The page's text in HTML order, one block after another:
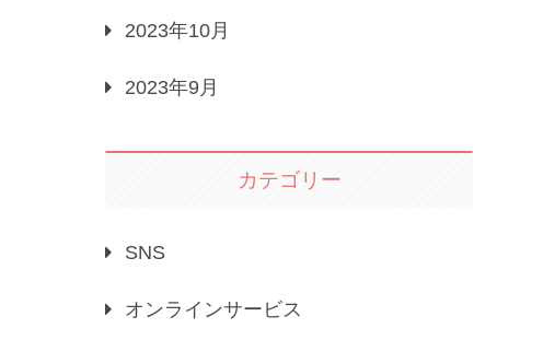
2023年10月
2023年9月
カテゴリー
SNS
オンラインサービス